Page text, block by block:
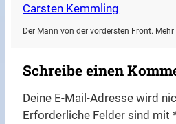
Carsten Kemmling
Der Mann von der vordersten Front.
Schreibe einen
Deine E-Mail-Adresse wird
Erforderliche Felder sind mit